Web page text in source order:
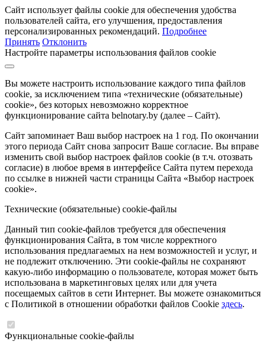
Сайт использует файлы cookie для обеспечения удобства
пользователей сайта, его улучшения, предоставления
персонализированных рекомендаций. Подробнее
Принять Отклонить
Настройте параметры использования файлов cookie
Вы можете настроить использование каждого типа файлов
cookie, за исключением типа «технические (обязательные)
cookie», без которых невозможно корректное
функционирование сайта belnotary.by (далее – Сайт).
Сайт запоминает Ваш выбор настроек на 1 год. По окончании
этого периода Сайт снова запросит Ваше согласие. Вы вправе
изменить свой выбор настроек файлов cookie (в т.ч. отозвать
согласие) в любое время в интерфейсе Сайта путем перехода
по ссылке в нижней части страницы Сайта «Выбор настроек
cookie».
Технические (обязательные) cookie-файлы
Данный тип cookie-файлов требуется для обеспечения
функционирования Сайта, в том числе корректного
использования предлагаемых на нем возможностей и услуг, и
не подлежит отключению. Эти cookie-файлы не сохраняют
какую-либо информацию о пользователе, которая может быть
использована в маркетинговых целях или для учета
посещаемых сайтов в сети Интернет. Вы можете ознакомиться
с Политикой в отношении обработки файлов Cookie здесь.
Функциональные cookie-файлы